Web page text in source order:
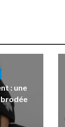
: une